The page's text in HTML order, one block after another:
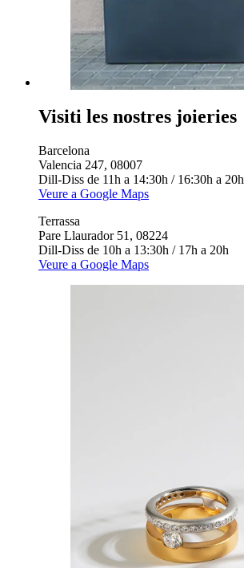
Visiti les nostres joieries
Barcelona
Valencia 247, 08007
Dill-Diss de 11h a 14:30h / 16:30h a 20h
Veure a Google Maps
Terrassa
Pare Llaurador 51, 08224
Dill-Diss de 10h a 13:30h / 17h a 20h
Veure a Google Maps